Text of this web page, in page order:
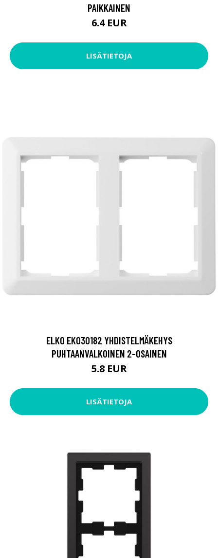
PAIKKAINEN
6.4 EUR
LISÄTIETOJA
ELKO EKO30182 YHDISTELMÄKEHYS
PUHTAANVALKOINEN 2-OSAINEN
5.8 EUR
LISÄTIETOJA